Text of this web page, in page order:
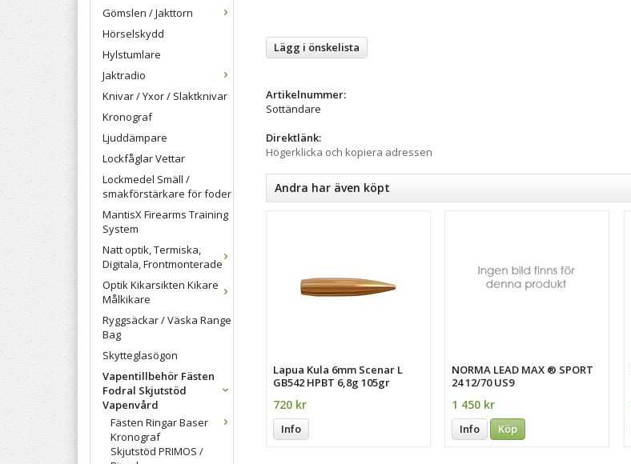
Gömslen / Jakttorn
Hörselskydd
Hylstumlare
Jaktradio
Knivar / Yxor / Slaktknivar
Kronograf
Ljuddämpare
Lockfåglar Vettar
Lockmedel Smäll /
smakförstärkare för foder
MantisX Firearms Training
System
Natt optik, Termiska,
Digitala, Frontmonterade
Optik Kikarsikten Kikare
Målkikare
Ryggsäckar / Väska Range
Bag
Skytteglasögon
Vapentillbehör Fästen
Fodral Skjutstöd
Vapenvård
Fästen Ringar Baser
Kronograf
Skjutstöd PRIMOS /
Lägg i önskelista
Artikelnummer:
Sottändare
Direktlänk:
Högerklicka och kopiera adressen
Andra har även köpt
Lapua Kula 6mm Scenar L
GB542 HPBT 6,8g 105gr
720 kr
Info
NORMA LEAD MAX ® SPORT
24 12/70 US9
1 450 kr
Info Köp